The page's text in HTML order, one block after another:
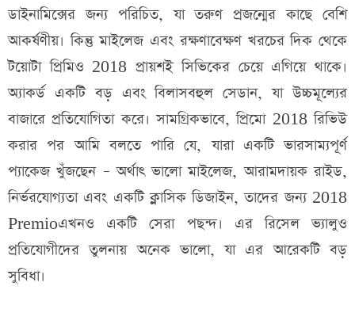
ডাইনামিক্সের জন্য পরিচিত, যা তরুণ প্রজন্মের কাছে বেশি
আকর্ষণীয়। কিন্তু মাইলেজ এবং রক্ষণাবেক্ষণ খরচের দিক থেকে
টয়োটা প্রিমিও 2018 প্রায়শই সিভিকের চেয়ে এগিয়ে থাকে।
অ্যাকর্ড একটি বড় এবং বিলাসবহুল সেডান, যা উচ্চমূল্যের
বাজারে প্রতিযোগিতা করে। সামগ্রিকভাবে, প্রিমো 2018 রিভিউ
করার পর আমি বলতে পারি যে, যারা একটি ভারসাম্যপূর্ণ
প্যাকেজ খুঁজছেন – অর্থাৎ ভালো মাইলেজ, আরামদায়ক রাইড,
নির্ভরযোগ্যতা এবং একটি ক্লাসিক ডিজাইন, তাদের জন্য 2018
Premioএখনও একটি সেরা পছন্দ। এর রিসেল ভ্যালুও
প্রতিযোগীদের তুলনায় অনেক ভালো, যা এর আরেকটি বড়
সুবিধা।